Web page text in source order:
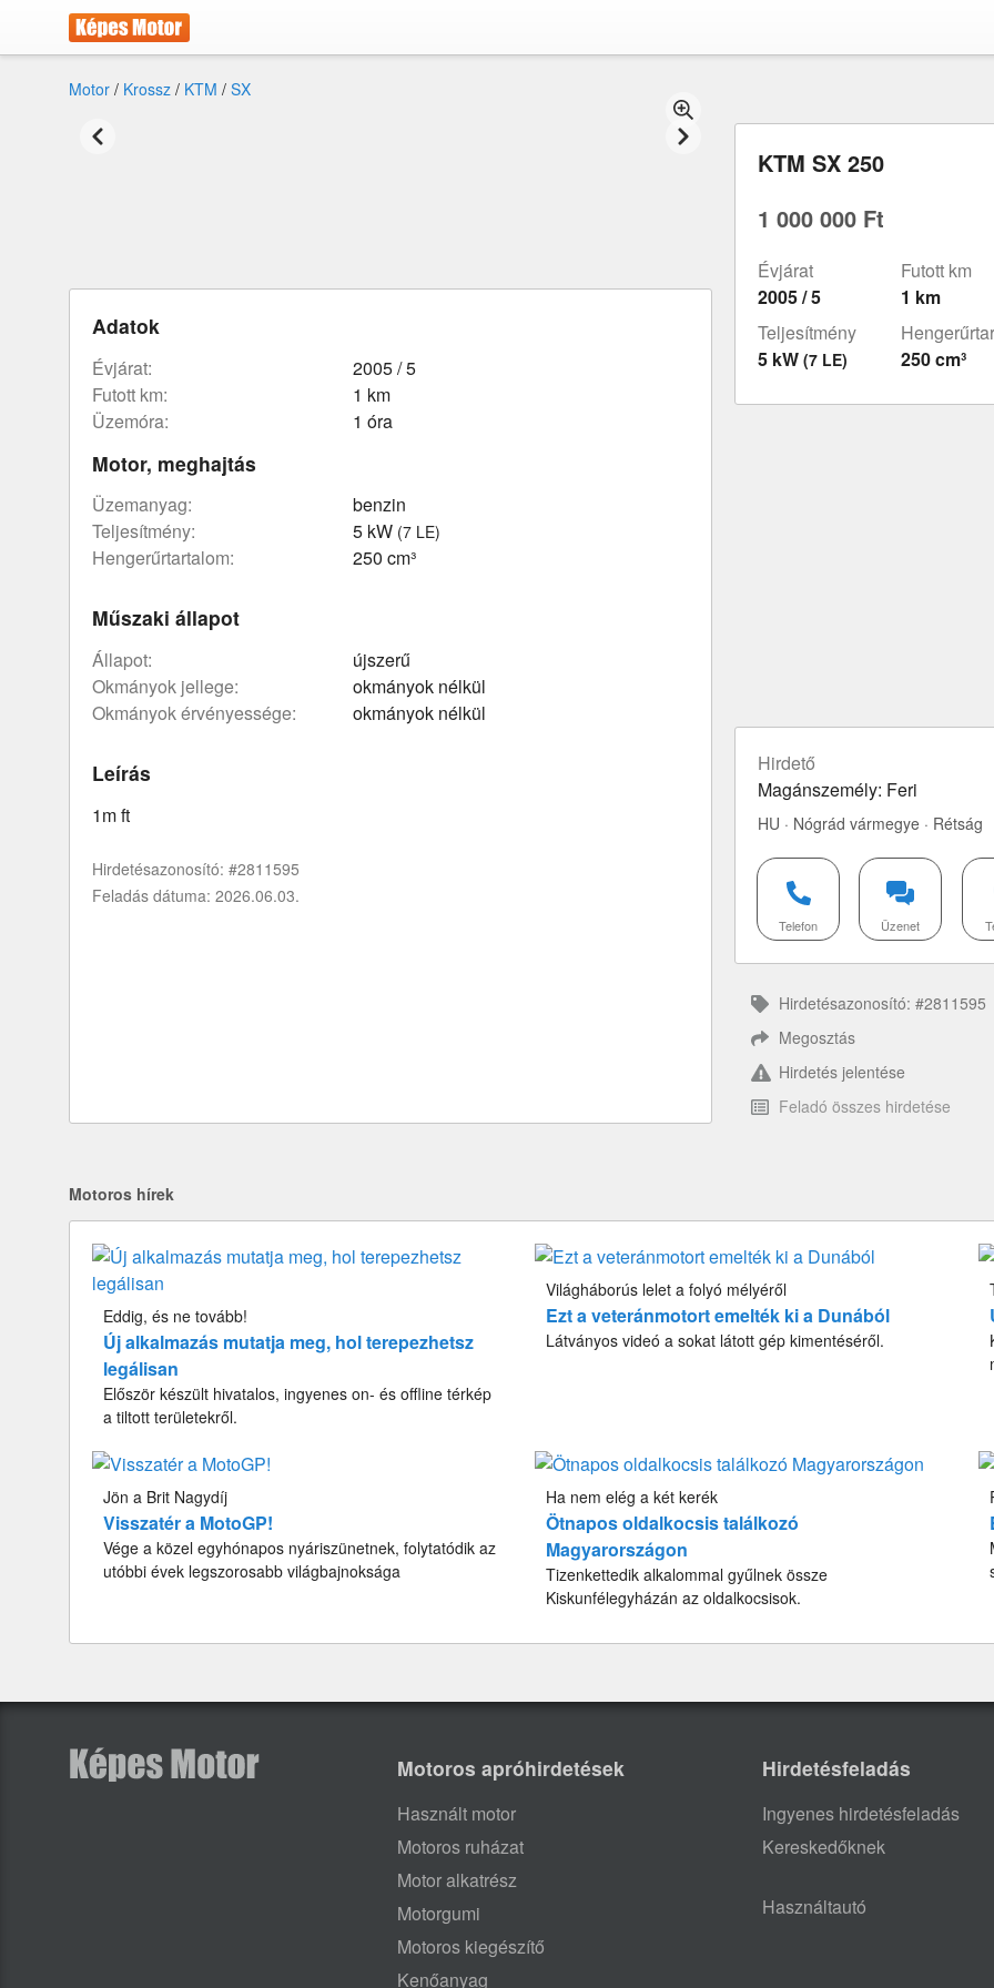
Motor / Krossz / KTM / SX
KTM SX 250
1 000 000 Ft
Évjárat
2005 / 5
Futott km
1 km
Teljesítmény
5 kW (7 LE)
250 cm³
Hirdető
Magánszemély: Feri
HU · Nógrád vármegye · Rétság
Telefon Üzenet
Hirdetésazonosító: #2811595
Megosztás
Hirdetés jelentése
Feladó összes hirdetése
Adatok
évjárat:
2005 / 5
futott km:
1 km
üzemóra:
1 óra
Motor, meghajtás
üzemanyag:
benzin
teljesítmény:
5 kW (7 LE)
hengerűrtartalom: 250 cm³
Műszaki állapot
állapot:
újszerű
okmányok jellege:
okmányok nélkül
okmányok érvényessége:
okmányok nélkül
Leírás
1m ft
Hirdetésazonosító: #2811595
Feladás dátuma: 2026.06.03.
Motoros hírek
Eddig, és ne tovább!
Új alkalmazás mutatja meg, hol terepezhetsz
legálisan
Először készült hivatalos, ingyenes on- és offline térkép
a tiltott területekről.
Világháborús lelet a folyó mélyéről
Ezt a veteránmotort emelték ki a Dunából
Látványos videó a sokat látott gép kimentéséről.
Jön a Brit Nagydíj
Visszatér a MotoGP!
Vége a közel egyhónapos nyáriszünetnek, folytatódik az
utóbbi évek legszorosabb világbajnoksága
Ha nem elég a két kerék
Ötnapos oldalkocsis találkozó
Magyarországon
Tizenkettedik alkalommal gyűlnek össze
Kiskunfélegyházán az oldalkocsisok.
Motoros apróhirdetések
Használt motor
Motoros ruházat
Motor alkatrész
Motorgumi
Motoros kiegészítő
Kenőanyag
Hirdetésfeladás
Ingyenes hirdetésfeladás
Kereskedőknek
Használtautó